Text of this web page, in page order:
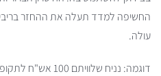
החשיפה למדד תעלה את ההחזר
עולה.